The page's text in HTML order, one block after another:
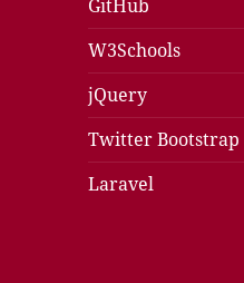
GitHub
W3Schools
jQuery
Twitter Bootstrap
Laravel